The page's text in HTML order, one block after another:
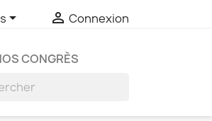
  Connexion
CONGRÈS